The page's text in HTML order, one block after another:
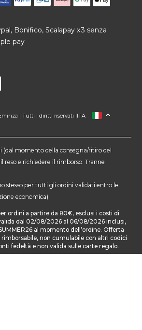
Bonifico, Scalapay x3 senza
pay
| Tutti i diritti riservati |
FRANCIA
GERMANIA
PAESI BASSI
ITA
(dal momento della consegna/ritiro del
reso e richiedere il rimborso. Tranne
stesso per tutti gli ordini validati entro le
economica)
ordini a partire da 80€, esclusi i costi di
dal 02/08/2026 al 06/08/2026 inclusi,
al momento dell’ordine. Offerta
non cumulabile con altri codici
fedeltà e non valida sulle carte regalo.